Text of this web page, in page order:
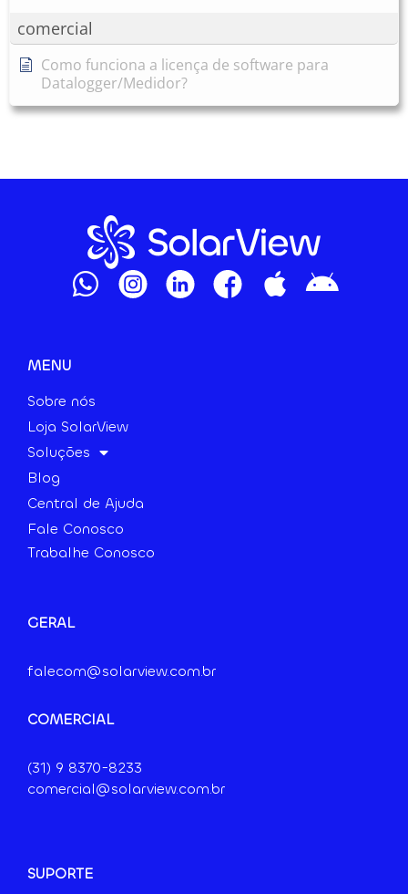
comercial
Como funciona a licença de software para
Datalogger/Medidor?
MENU
Sobre nós
Loja SolarView
Soluções
Blog
Central de Ajuda
Fale Conosco
Trabalhe Conosco
GERAL
falecom@solarview.com.br
COMERCIAL
(31) 9 8370-8233
comercial@solarview.com.br
SUPORTE